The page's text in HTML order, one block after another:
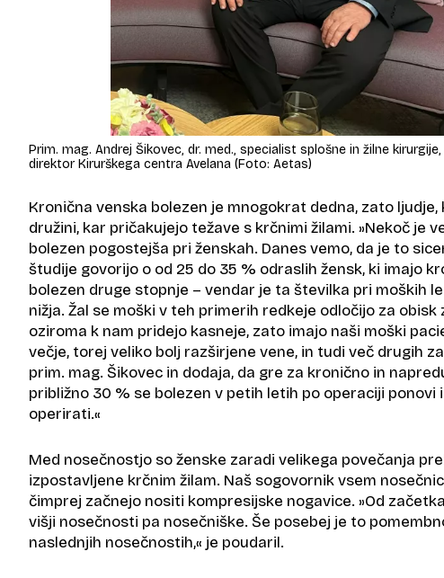
Prim. mag. Andrej Šikovec, dr. med., specialist splošne in žilne
direktor Kirurškega centra Avelana (Foto: Aetas)
Kronična venska bolezen je mnogokrat dedna, zato ljudje,
družini, kar pričakujejo težave s krčnimi žilami. »Nekoč je
bolezen pogostejša pri ženskah. Danes vemo, da je to
študije govorijo o od 25 do 35 % odraslih žensk, ki imajo
bolezen druge stopnje – vendar je ta številka pri moških
nižja. Žal se moški v teh primerih redkeje odločijo za obisk
oziroma k nam pridejo kasneje, zato imajo naši moški
večje, torej veliko bolj razširjene vene, in tudi več drugih
prim. mag. Šikovec in dodaja, da gre za kronično in
približno 30 % se bolezen v petih letih po operaciji ponovi
operirati.«
Med nosečnostjo so ženske zaradi velikega povečanja
izpostavljene krčnim žilam. Naš sogovornik vsem
čimprej začnejo nositi kompresijske nogavice. »Od
višji nosečnosti pa nosečniške. Še posebej je to
naslednjih nosečnostih,« je poudaril.